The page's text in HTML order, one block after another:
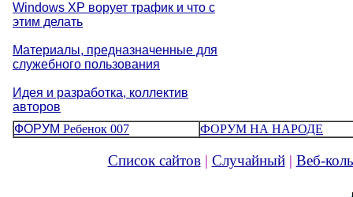
Windows XP ворует трафик и что с
этим делать
Материалы, предназначенные для
служебного пользования
Идея и разработка, коллектив
авторов
ФОРУМ Ребенок 007 ФОРУМ НА НАРОДЕ
Список сайтов| Случайный| Веб-